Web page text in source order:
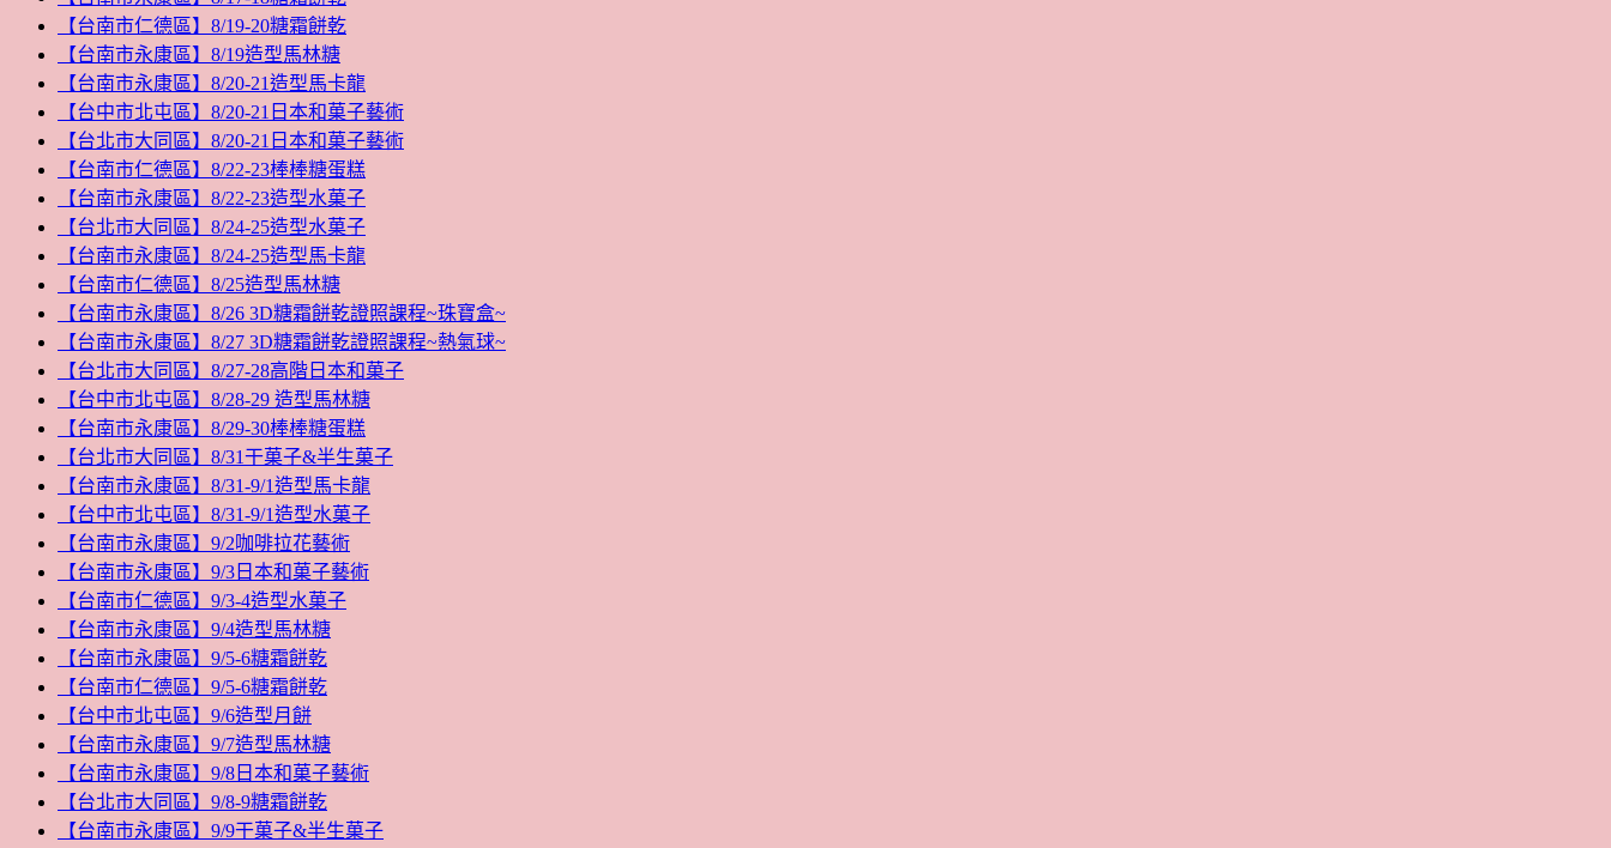
【台南市仁德區】8/19-20糖霜餅乾
【台南市永康區】8/19造型馬林糖
【台南市永康區】8/20-21造型馬卡龍
【台中市北屯區】8/20-21日本和菓子藝術
【台北市大同區】8/20-21日本和菓子藝術
【台南市仁德區】8/22-23棒棒糖蛋糕
【台南市永康區】8/22-23造型水菓子
【台北市大同區】8/24-25造型水菓子
【台南市永康區】8/24-25造型馬卡龍
【台南市仁德區】8/25造型馬林糖
【台南市永康區】8/26 3D糖霜餅乾證照課程~珠寶盒~
【台南市永康區】8/27 3D糖霜餅乾證照課程~熱氣球~
【台北市大同區】8/27-28高階日本和菓子
【台中市北屯區】8/28-29 造型馬林糖
【台南市永康區】8/29-30棒棒糖蛋糕
【台北市大同區】8/31干菓子&半生菓子
【台南市永康區】8/31-9/1造型馬卡龍
【台中市北屯區】8/31-9/1造型水菓子
【台南市永康區】9/2咖啡拉花藝術
【台南市永康區】9/3日本和菓子藝術
【台南市仁德區】9/3-4造型水菓子
【台南市永康區】9/4造型馬林糖
【台南市永康區】9/5-6糖霜餅乾
【台南市仁德區】9/5-6糖霜餅乾
【台中市北屯區】9/6造型月餅
【台南市永康區】9/7造型馬林糖
【台南市永康區】9/8日本和菓子藝術
【台北市大同區】9/8-9糖霜餅乾
【台南市永康區】9/9干菓子&半生菓子